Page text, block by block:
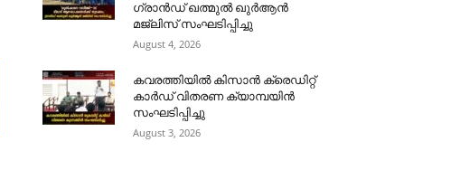
ഗ്രാൻഡ് ഖത്മുൽ ഖുർആൻ
മജ്‌ലിസ് സംഘടിപ്പിച്ചു
August 4, 2026
കവരത്തിയിൽ കിസാൻ ക്രെഡിറ്റ്
കാർഡ് വിതരണ ക്യാമ്പയിൻ
സംഘടിപ്പിച്ചു
August 3, 2026